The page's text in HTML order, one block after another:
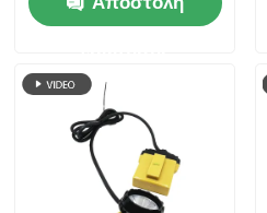
υπόγειας εξόρυξης